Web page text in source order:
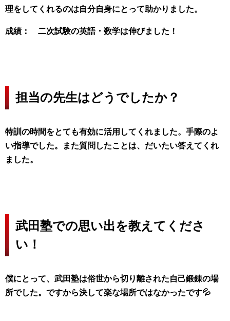
理をしてくれるのは自分自身にとって助かりました。
成績： 二次試験の英語・数学は伸びました！
担当の先生はどうでしたか？
特訓の時間をとても有効に活用してくれました。手際のよ
い指導でした。また質問したことは、だいたい答えてくれ
ました。
武田塾での思い出を教えてくださ
い！
僕にとって、武田塾は俗世から切り離された自己鍛錬の場
所でした。ですから決して楽な場所ではなかったです💦